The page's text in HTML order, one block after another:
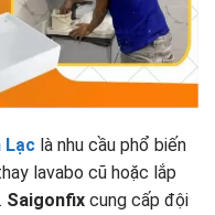
Lạc là nhu cầu phổ biến
lavabo cũ hoặc lắp
Saigonfix cung cấp đội